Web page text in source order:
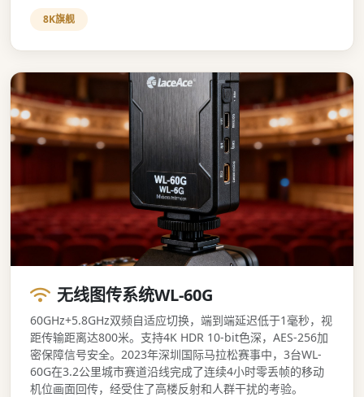
8K旗舰
无线图传系统WL-60G
60GHz+5.8GHz双频自适应切换，端到端延迟低于1毫秒，视
距传输距离达800米。支持4K HDR 10-bit色深，AES-256加
密保障信号安全。2023年深圳国际马拉松赛事中，3台WL-
60G在3.2公里城市赛道沿线完成了连续4小时零丢帧的移动
机位画面回传，经受住了高楼反射和人群干扰的考验。